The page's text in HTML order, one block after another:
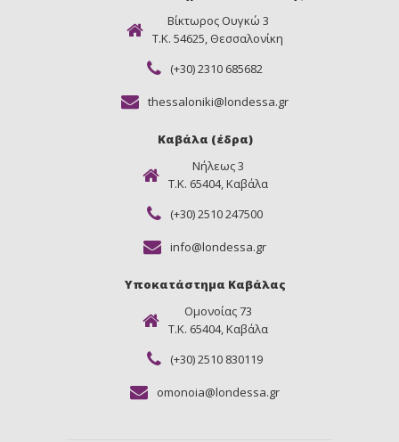
Βίκτωρος Ουγκώ 3
Τ.Κ. 54625, Θεσσαλονίκη
(+30) 2310 685682
thessaloniki@londessa.gr
Καβάλα (έδρα)
Νήλεως 3
Τ.Κ. 65404, Καβάλα
(+30) 2510 247500
info@londessa.gr
Υποκατάστημα Καβάλας
Ομονοίας 73
Τ.Κ. 65404, Καβάλα
(+30) 2510 830119
omonoia@londessa.gr